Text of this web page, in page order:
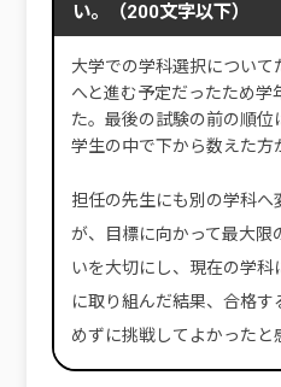
い。（200文字以下）
大学での学科選択について
へと進む予定だったため学
た。最後の試験の前の順位
学生の中で下から数えた方
担任の先生にも別の学科へ
が、目標に向かって最大限
いを大切にし、現在の学科
に取り組んだ結果、合格
めずに挑戦してよかったと